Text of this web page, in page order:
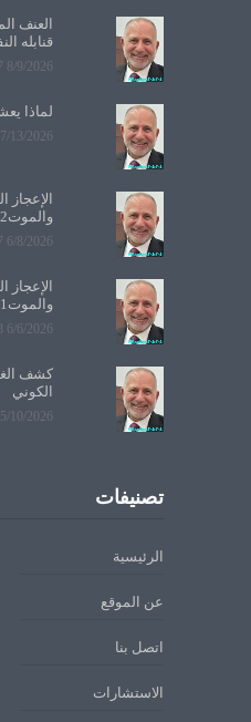
العنف
قنابله
8/9/2026 4:11:57 PM
لماذا
7/13/2026 2:27:26 PM
والموت2
6/8/2026 6:11:07 PM
والموت1
6/6/2026 4:24:58 PM
كشف
الكوني
5/10/2026 3:17:54 PM
تصنيفات
الرئيسية
عن الموقع
اتصل بنا
الاستشارات